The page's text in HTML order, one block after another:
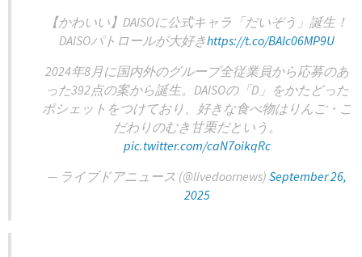
【かわいい】DAISOに公式キャラ「だいぞう」誕生！
DAISOパトロールが大好きhttps://t.co/BAlc06MP9U
2024年8月に国内外のグループ全従業員から応募のあ
った392点の案から誕生。DAISOの「D」をかたどった
ポシェットをつけており、好きな食べ物はりんご・こ
だわりのむき甘栗だという。
pic.twitter.com/caN7oikqRc
— ライブドアニュース (@livedoornews) September 26,
2025